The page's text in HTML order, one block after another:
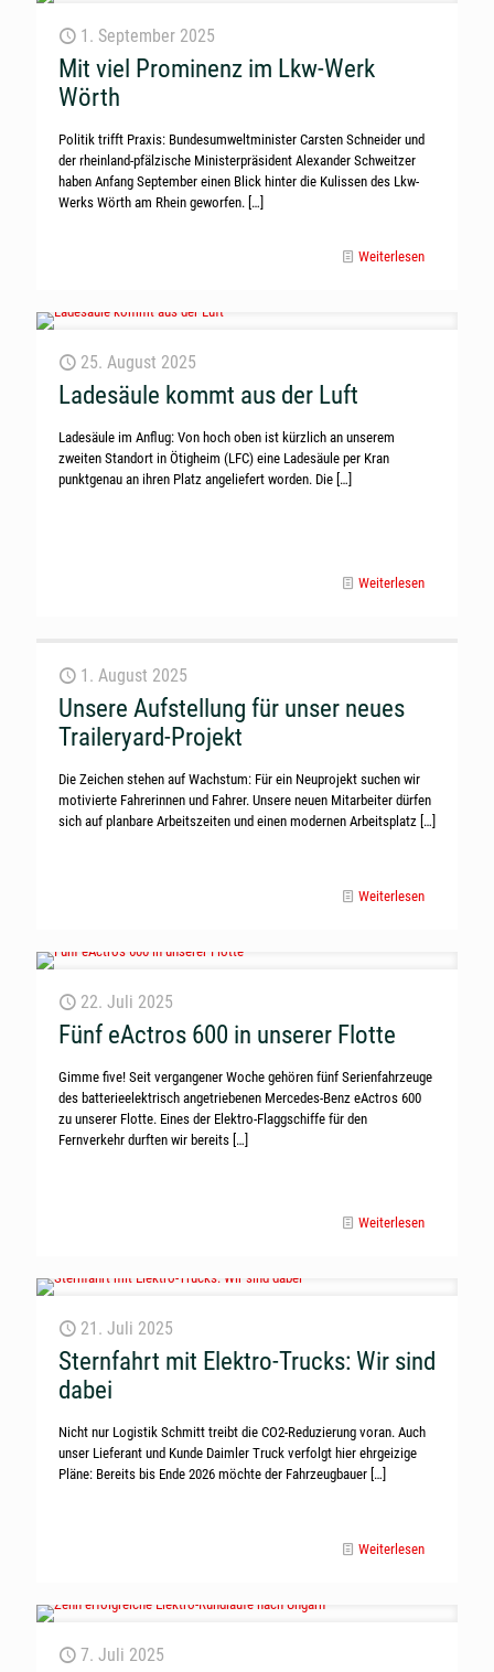
1. September 2025
Mit viel Prominenz im Lkw-Werk
Wörth
Politik trifft Praxis: Bundesumweltminister Carsten Schneider und
der rheinland-pfälzische Ministerpräsident Alexander Schweitzer
haben Anfang September einen Blick hinter die Kulissen des Lkw-
Werks Wörth am Rhein geworfen. […]
Weiterlesen
25. August 2025
Ladesäule kommt aus der Luft
Ladesäule im Anflug: Von hoch oben ist kürzlich an unserem
zweiten Standort in Ötigheim (LFC) eine Ladesäule per Kran
punktgenau an ihren Platz angeliefert worden. Die […]
Weiterlesen
1. August 2025
Unsere Aufstellung für unser neues
Traileryard-Projekt
Die Zeichen stehen auf Wachstum: Für ein Neuprojekt suchen wir
motivierte Fahrerinnen und Fahrer. Unsere neuen Mitarbeiter dürfen
sich auf planbare Arbeitszeiten und einen modernen Arbeitsplatz […]
Weiterlesen
22. Juli 2025
Fünf eActros 600 in unserer Flotte
Gimme five! Seit vergangener Woche gehören fünf Serienfahrzeuge
des batterieelektrisch angetriebenen Mercedes-Benz eActros 600
zu unserer Flotte. Eines der Elektro-Flaggschiffe für den
Fernverkehr durften wir bereits […]
Weiterlesen
21. Juli 2025
Sternfahrt mit Elektro-Trucks: Wir sind
dabei
Nicht nur Logistik Schmitt treibt die CO2-Reduzierung voran. Auch
unser Lieferant und Kunde Daimler Truck verfolgt hier ehrgeizige
Pläne: Bereits bis Ende 2026 möchte der Fahrzeugbauer […]
Weiterlesen
7. Juli 2025